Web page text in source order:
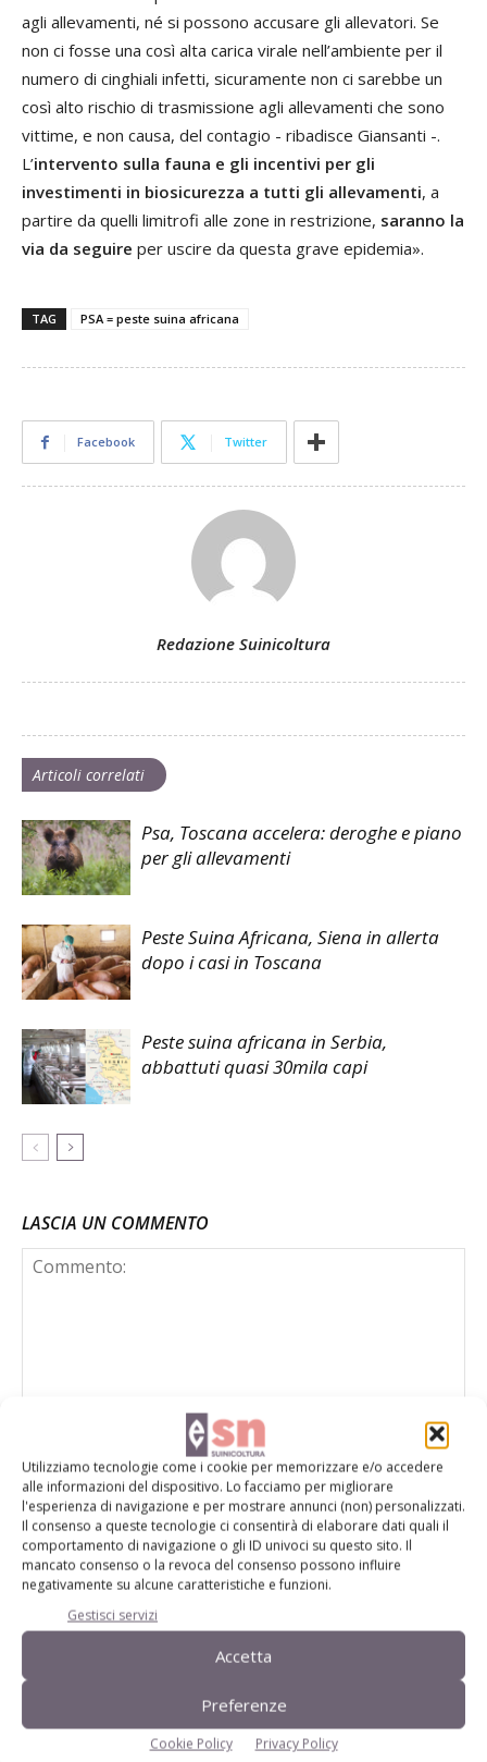
Utilizziamo tecnologie come i cookie per memorizzare e/o accedere
alle informazioni del dispositivo. Lo facciamo per migliorare
l'esperienza di navigazione e per mostrare annunci (non) personalizzati.
Il consenso a queste tecnologie ci consentirà di elaborare dati quali il
comportamento di navigazione o gli ID univoci su questo sito. Il
mancato consenso o la revoca del consenso possono influire
negativamente su alcune caratteristiche e funzioni.
Gestisci servizi
Accetta
Preferenze
Cookie Policy Privacy Policy
agli allevamenti, né si possono accusare gli allevatori. Se
non ci fosse una così alta carica virale nell’ambiente per il
numero di cinghiali infetti, sicuramente non ci sarebbe un
così alto rischio di trasmissione agli allevamenti che sono
vittime, e non causa, del contagio - ribadisce Giansanti -.
L’intervento sulla fauna e gli incentivi per gli
investimenti in biosicurezza a tutti gli allevamenti, a
partire da quelli limitrofi alle zone in restrizione, saranno la
via da seguire per uscire da questa grave epidemia».
TAG PSA = peste suina africana
Facebook Twitter
Redazione Suinicoltura
Articoli correlati
Psa, Toscana accelera: deroghe e piano
per gli allevamenti
Peste Suina Africana, Siena in allerta
dopo i casi in Toscana
Peste suina africana in Serbia,
abbattuti quasi 30mila capi
LASCIA UN COMMENTO
prossima volta che commento.